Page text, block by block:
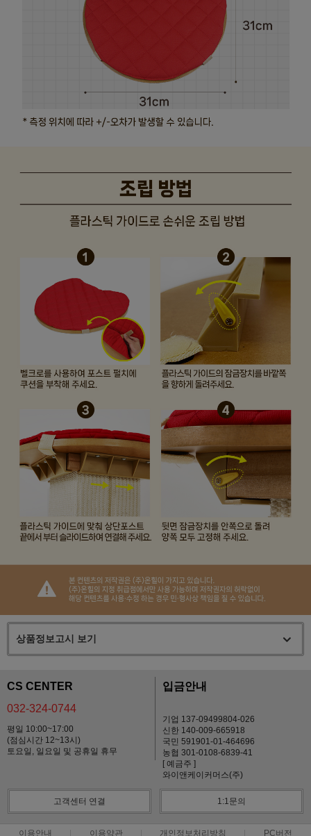
상품정보고시 보기
CS CENTER
032-324-0744
평일 10:00~17:00
(점심시간 12~13시)
토요일, 일요일 및 공휴일 휴무
입금안내
기업 137-09499804-026
신한 140-009-665918
국민 591901-01-464696
농협 301-0108-6839-41
[ 예금주 ]
와이앤케이커머스(주)
고객센터 연결 1:1문의
이용안내 이용약관 개인정보처리방침 PC버전